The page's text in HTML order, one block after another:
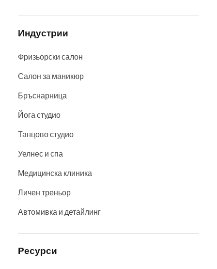
Индустрии
Фризьорски салон
Салон за маникюр
Бръснарница
Йога студио
Танцово студио
Уелнес и спа
Медицинска клиника
Личен треньор
Автомивка и детайлинг
Ресурси